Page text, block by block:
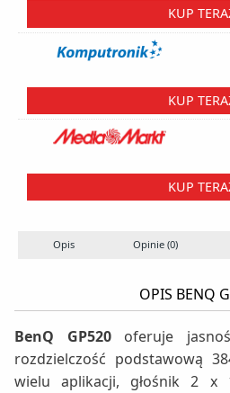
KUP
KUP
KUP
Opis Opinie (0)
OPIS BENQ
BenQ GP520oferuje
rozdzielczość podstawową
wielu aplikacji, głośnik 2